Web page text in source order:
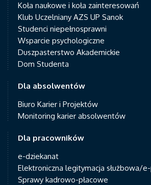
Koła naukowe i koła zainteresowań
Klub Uczelniany AZS UP Sanok
Studenci niepełnosprawni
Wsparcie psychologiczne
Duszpasterstwo Akademickie
Dom Studenta
Dla absolwentów
Biuro Karier i Projektów
Monitoring karier absolwentów
Dla pracowników
e-dziekanat
Elektroniczna legitymacja służbowa/
Sprawy kadrowo-płacowe